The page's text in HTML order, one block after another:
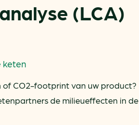
CO2-voetafdruk calculator
MKB energie bespaarcheck
Terugverdien­tijden
(LCA)
keten
of CO2-footprint van uw product?
de milieueffecten in de